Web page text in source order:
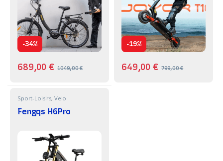
-34%
689,00€ 1049,00€
-19%
649,00€ 799,00€
Sport-Loisirs, Velo
Fengqs H6Pro